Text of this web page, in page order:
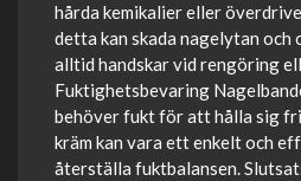
hårda kemikalier eller
detta kan skada nagelytan och
alltid handskar vid rengöring
Fuktighetsbevaring
behöver fukt för att hålla sig
kräm kan vara ett enkelt och
återställa fuktbalansen.